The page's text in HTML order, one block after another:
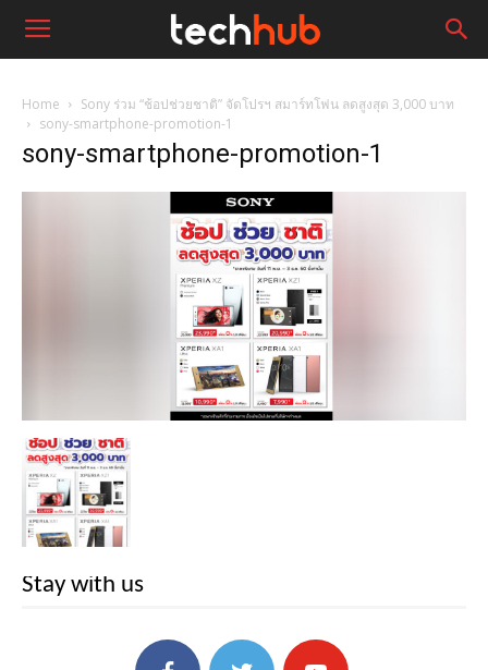
Home
Sony ร่วม “ช้อปช่วยชาติ” จัดโปรฯ สมาร์ทโฟน ลดสูงสุด 3,000 บาท
sony-smartphone-promotion-1
sony-smartphone-promotion-1
Stay with us